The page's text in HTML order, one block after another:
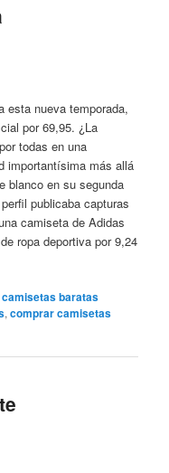
esta nueva temporada,
por 69,95. ¿La
todas en una
importantísima más allá
blanco en su segunda
publicaba capturas
camiseta de Adidas
ropa deportiva por 9,24
camisetas baratas
,comprar camisetas